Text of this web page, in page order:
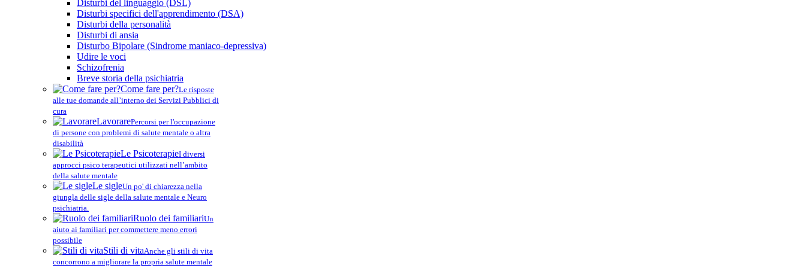
Disturbi del linguaggio (DSL)
Disturbi specifici dell'apprendimento (DSA)
Disturbi della personalità
Disturbi di ansia
Disturbo Bipolare (Sindrome maniaco-depressiva)
Udire le voci
Schizofrenia
Breve storia della psichiatria
Come fare per?Le risposte
alle tue domande all’interno dei Servizi Pubblici di
cura
LavorarePercorsi per l'occupazione
di persone con problemi di salute mentale o altra
disabilità
Le PsicoterapieI diversi
approcci psico terapeutici utilizzati nell’ambito
della salute mentale
Le sigleUn po' di chiarezza nella
giungla delle sigle della salute mentale e Neuro
psichiatria.
Ruolo dei familiariUn
aiuto ai familiari per commettere meno errori
possibile
Stili di vitaAnche gli stili di vita
concorrono a migliorare la propria salute mentale